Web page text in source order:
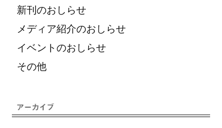
新刊のおしらせ
メディア紹介のおしらせ
イベントのおしらせ
その他